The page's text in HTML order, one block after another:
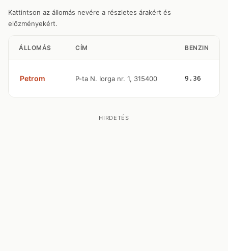
Kattintson az állomás nevére a részletes árakért és
előzményekért.
ÁLLOMÁS CÍM BENZIN
Petrom P-ta N. Iorga nr. 1, 315400 9.36
HIRDETÉS